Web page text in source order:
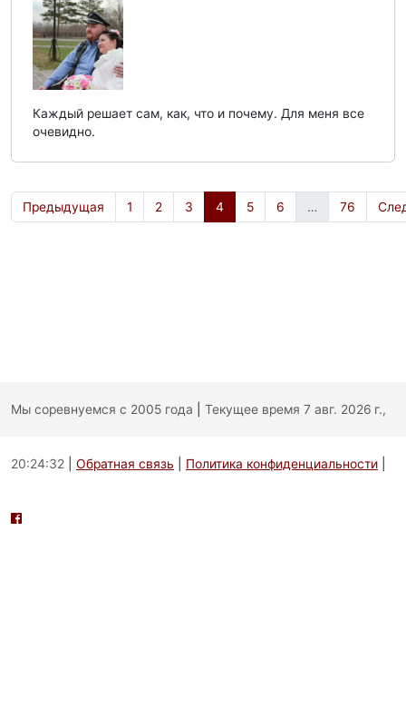
Каждый решает сам, как, что и почему. Для меня все
очевидно.
Предыдущая 1 2 3 4 5 6 … 76
Мы соревнуемся с 2005 года Текущее время 7 авг. 2026 г.,
20:24:32 Обратная связь Политика конфиденциальности